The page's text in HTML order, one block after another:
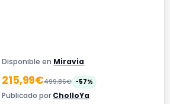
Disponible en Miravia
215,99€499,86€ -57%
Publicado por CholloYa